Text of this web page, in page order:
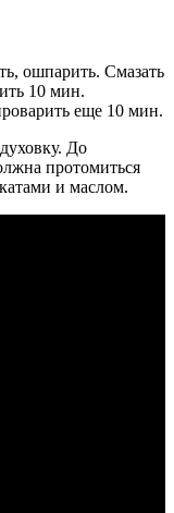
ошпарить. Смазать
10 мин.
еще 10 мин.
До
протомиться
и маслом.